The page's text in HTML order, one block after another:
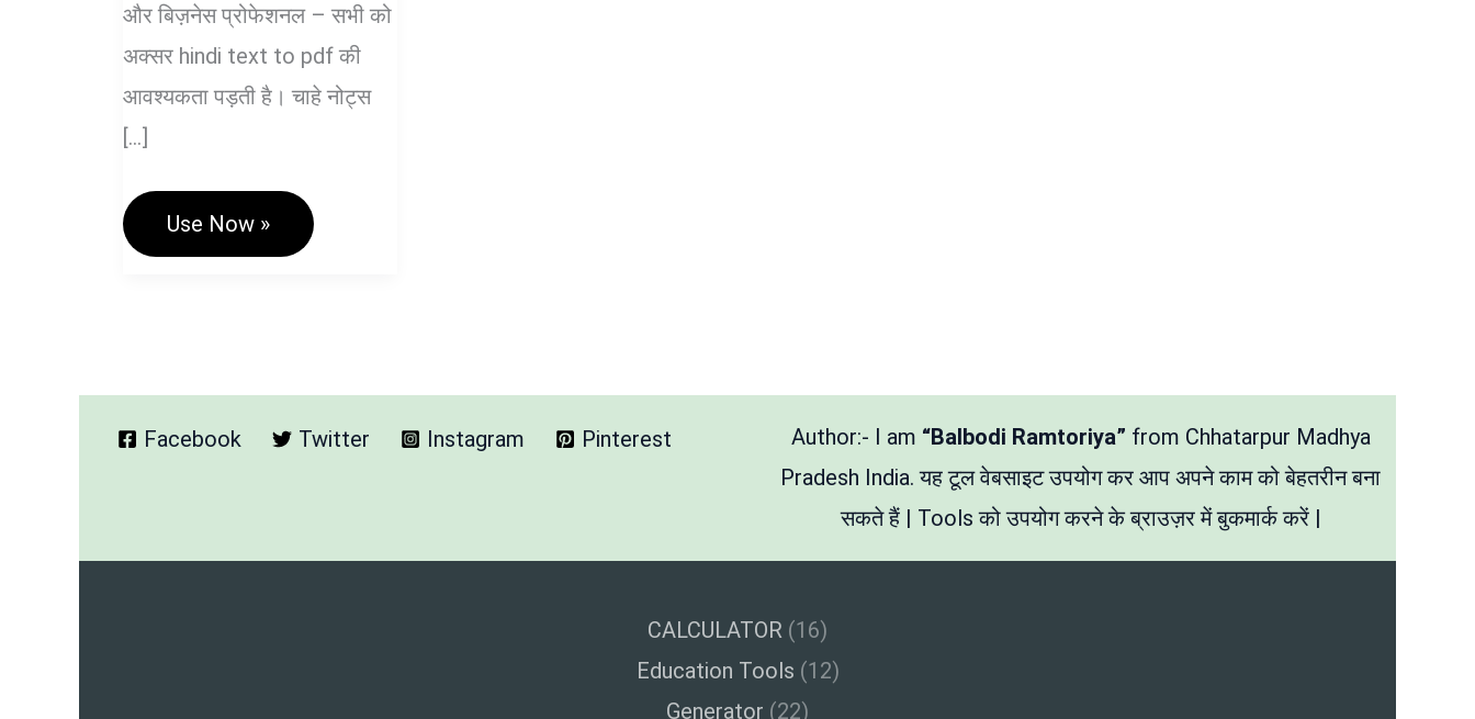
और बिज़नेस प्रोफेशनल – सभी को
अक्सर hindi text to pdf की
आवश्यकता पड़ती है। चाहे नोट्स
[…]
Hindi
PDF
बदले
Use Now »
Facebook Twitter Instagram Pinterest Author:- I am “Balbodi Ramtoriya” from Chhatarpur Madhya
Pradesh India. यह टूल वेबसाइट उपयोग कर आप अपने काम को बेहतरीन बना
सकते हैं | Tools को उपयोग करने के ब्राउज़र में बुकमार्क करें |
CALCULATOR (16)
Education Tools (12)
Generator (22)